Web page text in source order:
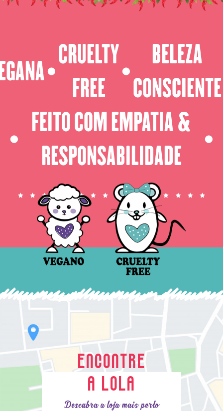
⬤
CRUELTY
FREE
⬤
BELEZA
CONSCIENTE
⬤
FEITO COM EMPATIA &
RESPONSABILIDADE
⬤
ENCONTRE
A LOLA
Descubra a loja mais perto